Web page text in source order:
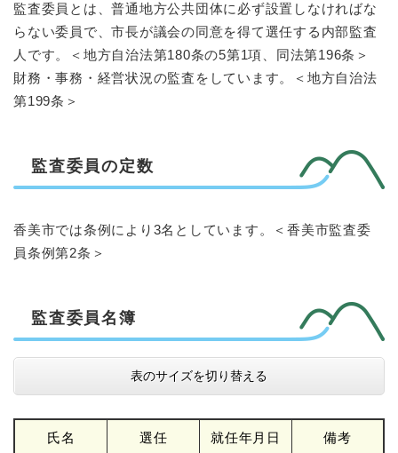
監査委員とは、普通地方公共団体に必ず設置しなければな
らない委員で、市長が議会の同意を得て選任する内部監査
人です。＜地方自治法第180条の5第1項、同法第196条＞
財務・事務・経営状況の監査をしています。＜地方自治法
第199条＞
監査委員の定数
香美市では条例により3名としています。＜香美市監査委
員条例第2条＞
監査委員名簿
表のサイズを切り替える
氏名 選任 就任年月日 備考